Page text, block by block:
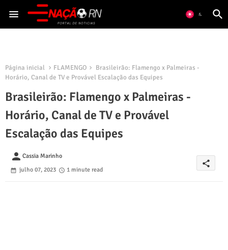
Página inicial FLAMENGO
Brasileirão: Flamengo x Palmeiras -
Horário, Canal de TV e Provável Escalação das Equipes
Brasileirão: Flamengo x Palmeiras -
Horário, Canal de TV e Provável
Escalação das Equipes
person Cassia Marinho
julho 07, 2023
1 minute read
share